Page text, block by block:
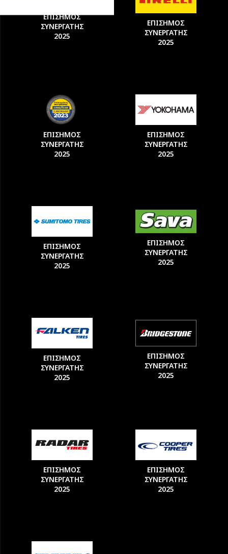
ΕΠΙΣΗΜΟΣ
ΣΥΝΕΡΓΑΤΗΣ
2025
ΕΠΙΣΗΜΟΣ
ΣΥΝΕΡΓΑΤΗΣ
2025
ΕΠΙΣΗΜΟΣ
ΣΥΝΕΡΓΑΤΗΣ
2025
ΕΠΙΣΗΜΟΣ
ΣΥΝΕΡΓΑΤΗΣ
2025
ΕΠΙΣΗΜΟΣ
ΣΥΝΕΡΓΑΤΗΣ
2025
ΕΠΙΣΗΜΟΣ
ΣΥΝΕΡΓΑΤΗΣ
2025
ΕΠΙΣΗΜΟΣ
ΣΥΝΕΡΓΑΤΗΣ
2025
ΕΠΙΣΗΜΟΣ
ΣΥΝΕΡΓΑΤΗΣ
2025
ΕΠΙΣΗΜΟΣ
ΣΥΝΕΡΓΑΤΗΣ
2025
ΕΠΙΣΗΜΟΣ
ΣΥΝΕΡΓΑΤΗΣ
2025